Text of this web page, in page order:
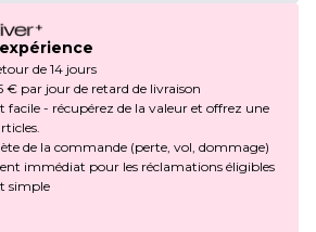
de 14 jours
€ par jour de retard de livraison
facile - récupérez de la valeur et offrez une
de la commande (perte, vol, dommage)
immédiat pour les réclamations éligibles
simple